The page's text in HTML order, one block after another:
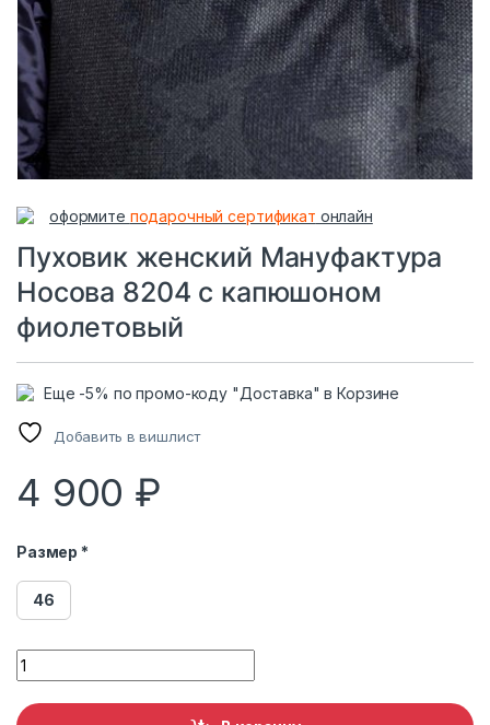
оформите подарочный сертификат онлайн
Пуховик женский Мануфактура
Носова 8204 с капюшоном
фиолетовый
Еще -5% по промо-коду "Доставка" в Корзине
Добавить в вишлист
4 900 ₽
Размер *
46
Пуховик женский Мануфактура Носова 8204 с